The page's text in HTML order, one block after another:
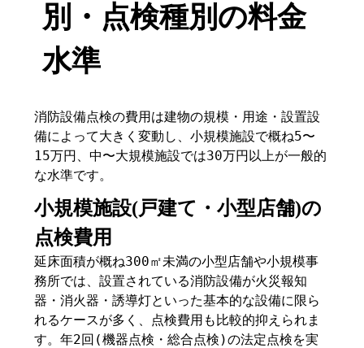
別・点検種別の料金
水準
消防設備点検の費用は建物の規模・用途・設置設
備によって大きく変動し、小規模施設で概ね5〜
15万円、中〜大規模施設では30万円以上が一般的
な水準です。
小規模施設(戸建て・小型店舗)の
点検費用
延床面積が概ね300㎡未満の小型店舗や小規模事
務所では、設置されている消防設備が火災報知
器・消火器・誘導灯といった基本的な設備に限ら
れるケースが多く、点検費用も比較的抑えられま
す。年2回(機器点検・総合点検)の法定点検を実